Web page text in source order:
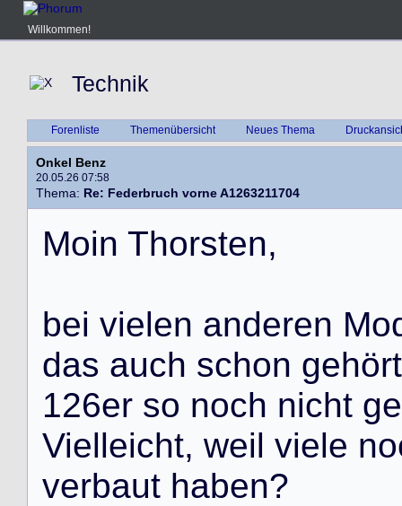
Willkommen!
Technik
Forenliste Themenübersicht Neues Thema
Onkel Benz
20.05.26 07:58
Thema: Re: Federbruch vorne A1263211704
Moin Thorsten,
bei vielen anderen Mo
das auch schon gehört
126er so noch nicht ge
Vielleicht, weil viele no
verbaut haben?